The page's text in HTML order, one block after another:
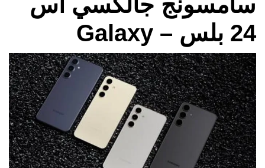
24 بلس – Galaxy